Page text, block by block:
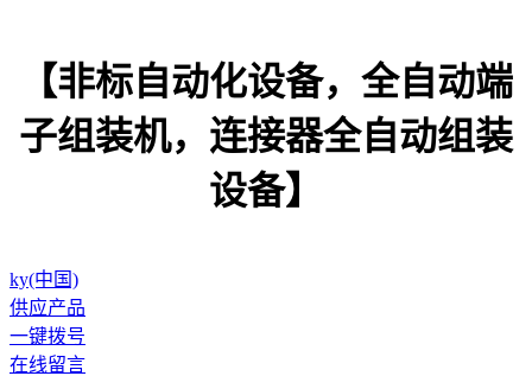
【非标自动化设备，全自动端
子组装机，连接器全自动组装
设备】
ky(中国)
供应产品
一键拨号
在线留言